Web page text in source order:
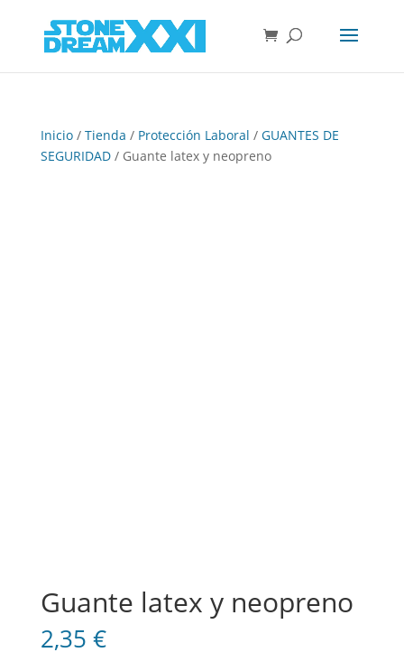
Inicio/ Tienda / Protección Laboral / GUANTES DE
SEGURIDAD/ Guante latex y neopreno
Guante latex y neopreno
2,35 €